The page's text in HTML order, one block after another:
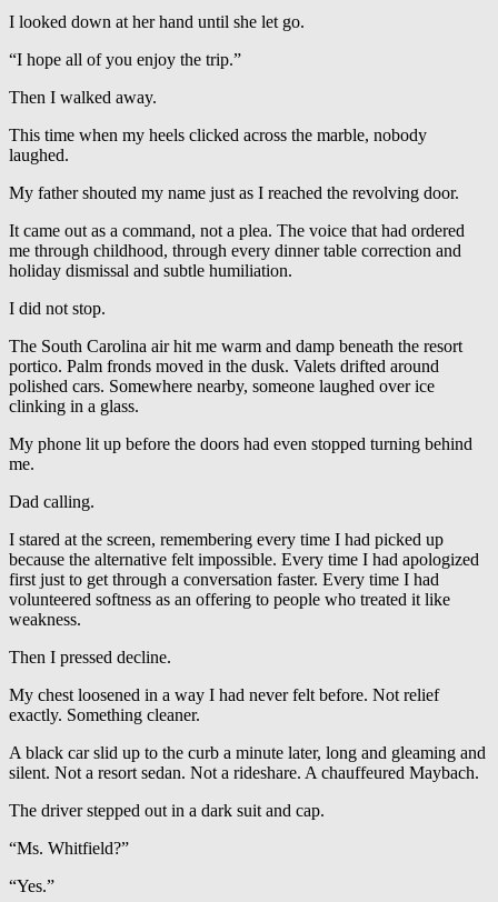
I looked down at her hand until she let go.
“I hope all of you enjoy the trip.”
Then I walked away.
This time when my heels clicked across the marble, nobody
laughed.
My father shouted my name just as I reached the revolving door.
It came out as a command, not a plea. The voice that had ordered
me through childhood, through every dinner table correction and
holiday dismissal and subtle humiliation.
I did not stop.
The South Carolina air hit me warm and damp beneath the resort
portico. Palm fronds moved in the dusk. Valets drifted around
polished cars. Somewhere nearby, someone laughed over ice
clinking in a glass.
My phone lit up before the doors had even stopped turning behind
me.
Dad calling.
I stared at the screen, remembering every time I had picked up
because the alternative felt impossible. Every time I had apologized
first just to get through a conversation faster. Every time I had
volunteered softness as an offering to people who treated it like
weakness.
Then I pressed decline.
My chest loosened in a way I had never felt before. Not relief
exactly. Something cleaner.
A black car slid up to the curb a minute later, long and gleaming and
silent. Not a resort sedan. Not a rideshare. A chauffeured Maybach.
The driver stepped out in a dark suit and cap.
“Ms. Whitfield?”
“Yes.”